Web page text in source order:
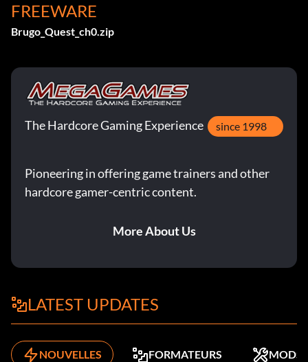
FREEWARE
Brugo_Quest_ch0.zip
The Hardcore Gaming Experience since 1998
Pioneering in offering game trainers and other
hardcore gamer-centric content.
More About Us
LATEST UPDATES
NOUVELLES FORMATEURS MODS